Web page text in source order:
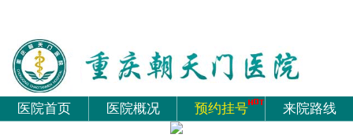
医院首页 医院概况 预约挂号 来院路线